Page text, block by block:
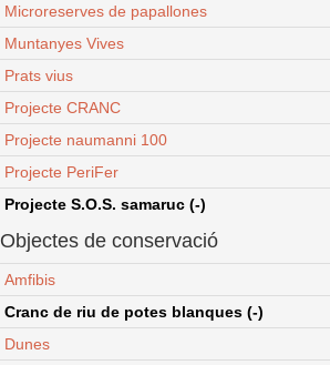
Microreserves de papallones
Muntanyes Vives
Prats vius
Projecte CRANC
Projecte naumanni 100
Projecte PeriFer
Projecte S.O.S. samaruc (-)
Objectes de conservació
Amfibis
Cranc de riu de potes blanques (-)
Dunes